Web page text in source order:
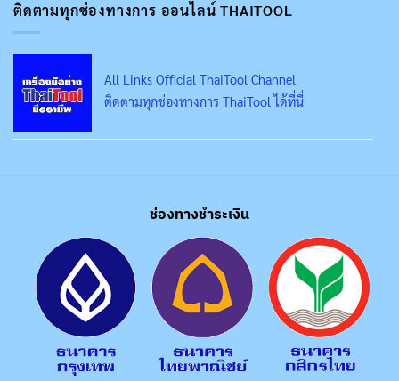
ติดตามทุกช่องทางการ ออนไลน์ THAITOOL
All Links Official ThaiTool Channel
ติดตามทุกช่องทางการ ThaiTool ได้ที่นี่
ช่องทางชำระเงิน